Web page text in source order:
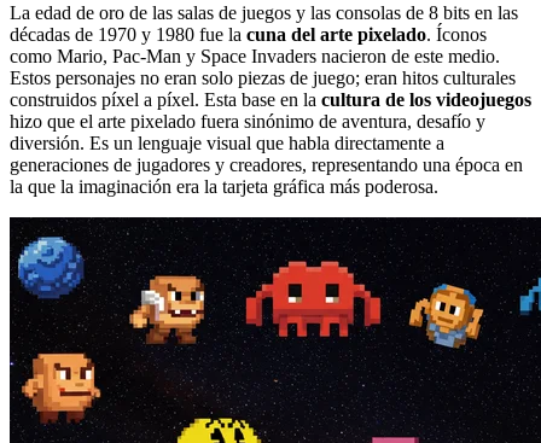
La edad de oro de las salas de juegos y las consolas de 8 bits en las
décadas de 1970 y 1980 fue la cuna del arte pixelado. Íconos
como Mario, Pac-Man y Space Invaders nacieron de este medio.
Estos personajes no eran solo piezas de juego; eran hitos culturales
construidos píxel a píxel. Esta base en la cultura de los videojuegos
hizo que el arte pixelado fuera sinónimo de aventura, desafío y
diversión. Es un lenguaje visual que habla directamente a
generaciones de jugadores y creadores, representando una época en
la que la imaginación era la tarjeta gráfica más poderosa.